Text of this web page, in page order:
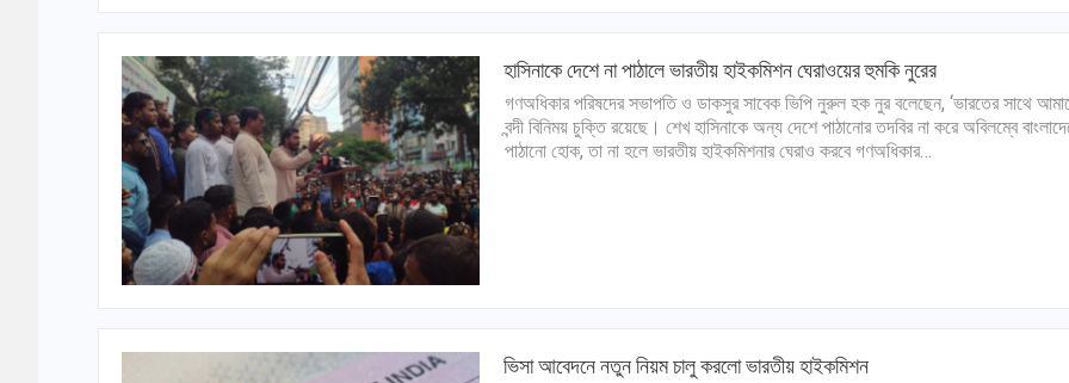
হাসিনাকে দেশে না পাঠালে ভারতীয় হাইকমিশন ঘেরাওয়ের হুমকি নুরের
গণঅধিকার পরিষদের সভাপতি ও ডাকসুর সাবেক ভিপি নুরুল হক নুর বলেছেন, ‘ভারতের সাথে
বন্দী বিনিময় চুক্তি রয়েছে। শেখ হাসিনাকে অন্য দেশে পাঠানোর তদবির না করে অবিলম্বে
পাঠানো হোক, তা না হলে ভারতীয় হাইকমিশনার ঘেরাও করবে গণঅধিকার…
ভিসা আবেদনে নতুন নিয়ম চালু করলো ভারতীয় হাইকমিশন